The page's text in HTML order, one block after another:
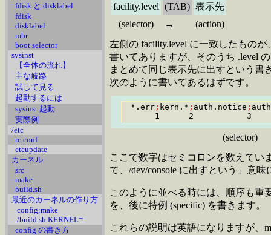
fdisk と disklabel
fdisk
disklabel
mbr
boot selector
sysinst
【全体の流れ】
主な岐路
試して見る
起動するには
sysinst 起動
実際例
/etc
rc.conf
etcupdate
カーネル
src
make
build.sh
最近のカーネルの作り方
config;make
./build.sh KERNEL=
config の書き方
facility.level (TAB) 表示先
(selector)
→
(action)
左側の facility.level に一致したもの
書いてありますが、そのうち .level
まとめて同じ表示先に出すという書
次のように書いてあるはずです。
*.err; kern.* ; auth.notice ;
(selector)
ここで数字はセミコロンを数えてい
て、/dev/console に出すという」意味
このように並べる時には、順序も重
を、後に特例 (specific) を書きます。
これらの説明は英語になりますが、